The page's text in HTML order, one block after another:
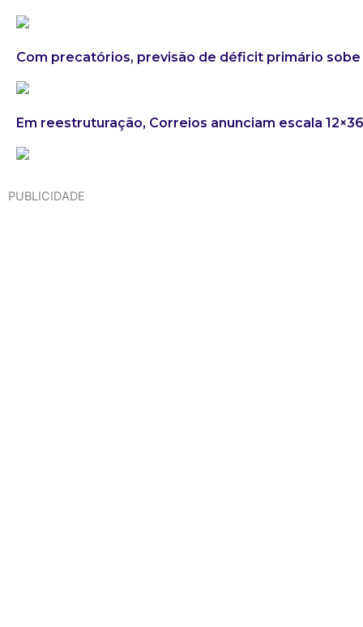
Com precatórios, previsão de déficit primário sobe
Em reestruturação, Correios anunciam escala
PUBLICIDADE